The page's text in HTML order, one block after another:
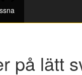
på lätt